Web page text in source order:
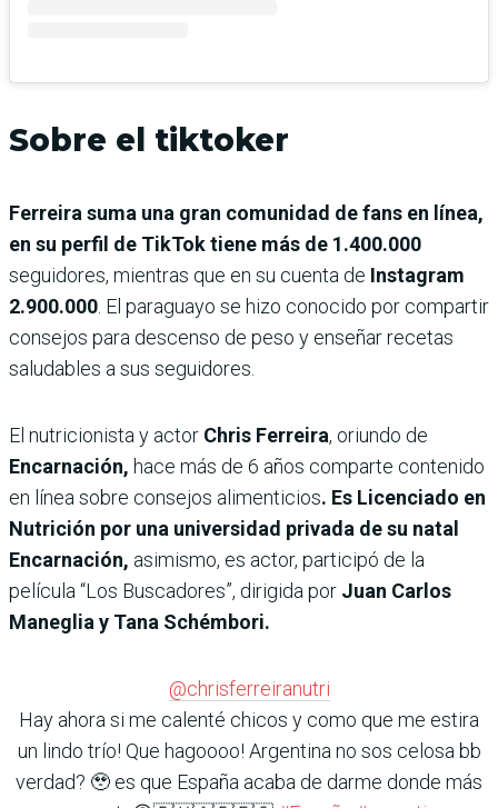
Sobre el tiktoker
Ferreira suma una gran comunidad de fans en línea,
en su perfil de TikTok tiene más de 1.400.000
seguidores, mientras que en su cuenta de Instagram
2.900.000. El paraguayo se hizo conocido por compartir
consejos para descenso de peso y enseñar recetas
saludables a sus seguidores.
El nutricionista y actor Chris Ferreira, oriundo de
Encarnación, hace más de 6 años comparte contenido
en línea sobre consejos alimenticios. Es Licenciado en
Nutrición por una universidad privada de su natal
Encarnación, asimismo, es actor, participó de la
película “Los Buscadores”, dirigida por Juan Carlos
Maneglia y Tana Schémbori.
@chrisferreiranutri
Hay ahora si me calenté chicos y como que me estira
un lindo trío! Que hagoooo! Argentina no sos celosa bb
verdad? 🥹 es que España acaba de darme donde más